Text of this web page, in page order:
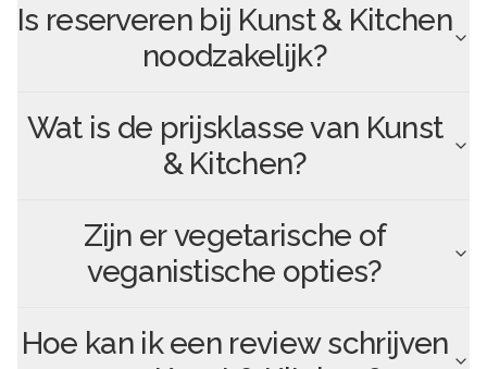
Is reserveren bij Kunst & Kitchen
noodzakelijk?
Wat is de prijsklasse van Kunst
& Kitchen?
Zijn er vegetarische of
veganistische opties?
Hoe kan ik een review schrijven